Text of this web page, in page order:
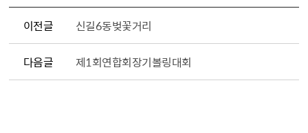
이전글 신길6동벚꽃거리
다음글 제1회연합회장기볼링대회